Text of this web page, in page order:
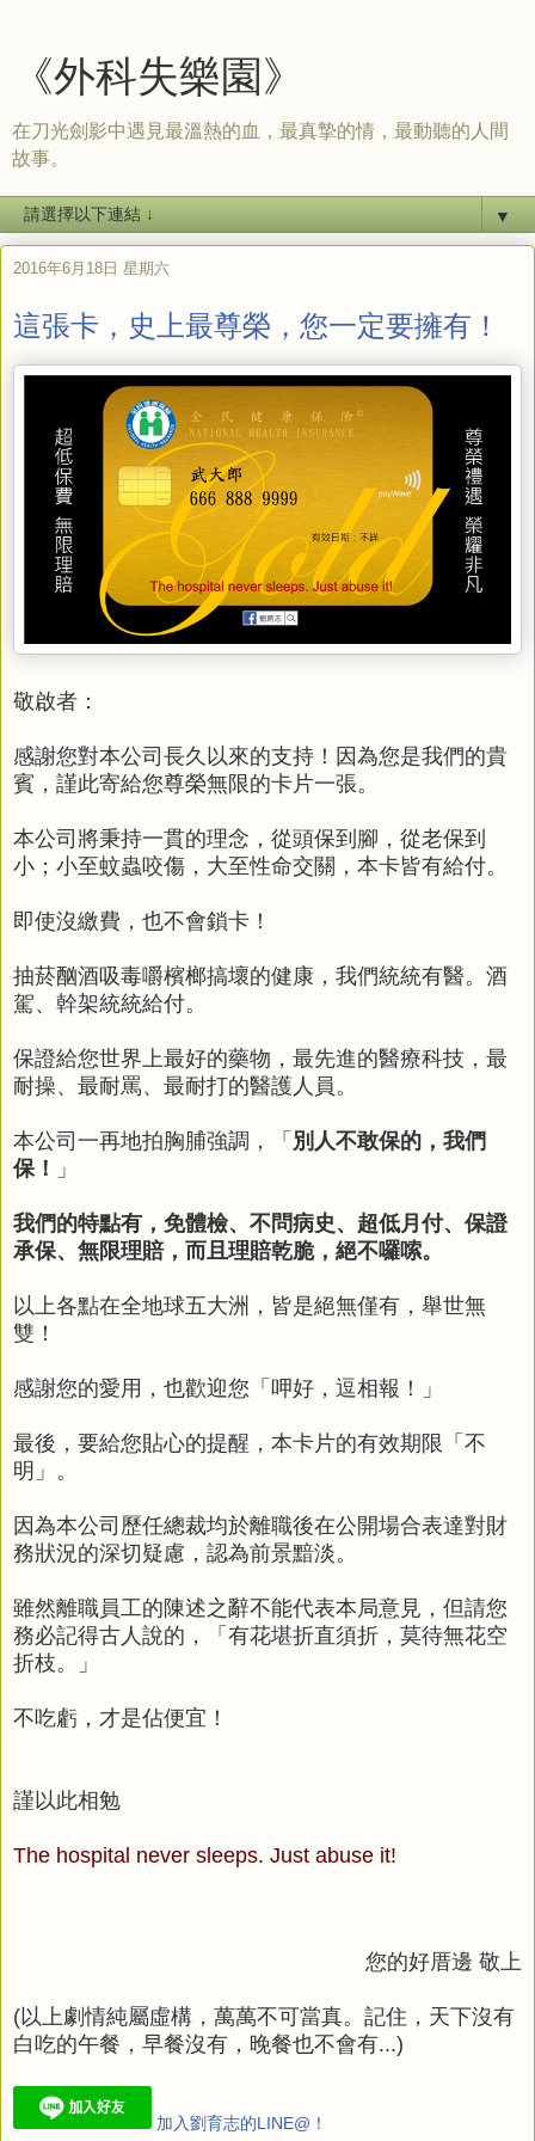
《外科失樂園》
在刀光劍影中遇見最溫熱的血，最真摯的情，最動聽的人間
故事。
▼
2016年6月18日 星期六
這張卡，史上最尊榮，您一定要擁有！
敬啟者：
感謝您對本公司長久以來的支持！因為您是我們的貴
賓，謹此寄給您尊榮無限的卡片一張。
本公司 將秉持一貫的理念，從頭保到腳，從老保到
小；小至蚊蟲咬傷，大至性命交關，本卡皆有給付。
即使沒繳費，也不會鎖卡！
抽菸酗酒吸毒嚼檳榔搞壞的健康，我們統統有醫。酒
駕、幹架統統給付。
保證給您世界上最好的藥物，最先進的醫療科技，最
耐操、最耐罵、最耐打的醫護人員。
本公司 一再地拍胸脯強調，「 別人不敢保的，我們
保！
」
我們的特點有，免體檢、不問病史、超低月付、保證
承保、無限理賠，而且理賠乾脆，絕不囉嗦。
以上各點在全地球五大洲，皆是絕無僅有，舉世無
雙！
感謝您的愛用，也歡迎您「呷好，逗相報！」
最後，要給您貼心的提醒，本卡片的有效期限「不
明」。
因為本公司 歷任總裁均於離職後在公開場合表達對財
務狀況的深切疑慮，認為前景黯淡。
雖然離職員工的陳述之辭不能代表本局意見，但請您
務必記得古人說的，「有花堪折直須折，莫待無花空
折枝。」
不吃虧，才是佔便宜！
謹以此相勉
The hospital never sleeps. Just abuse it!
您的好厝邊 敬上
(以上劇情純屬虛構，萬萬不可當真。記住，天下沒有
白吃的午餐，早餐沒有，晚餐也不會有...)
加入劉育志的LINE@！